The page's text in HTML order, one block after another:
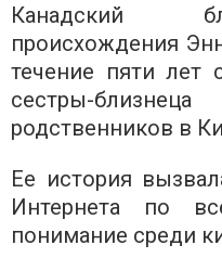
Канадский
происхождения
течение пяти лет
сестры-
родственников в
Ее история
Интернета по
понимание среди